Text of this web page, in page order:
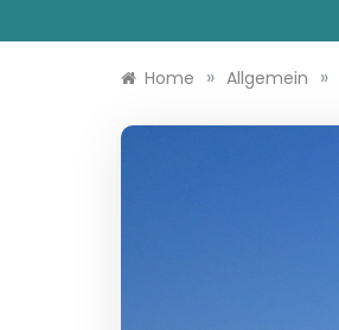
Home » Allgemein »